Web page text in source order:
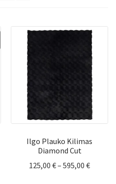
Ilgo Plauko Kilimas
Diamond Cut
125,00 €– 595,00 €Price